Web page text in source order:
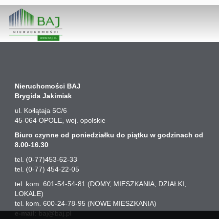
Nieruchomości BAJ
Brygida Jakimiak
ul. Kołłątaja 5C/6
45-064 OPOLE , woj. opolskie
Biuro czynne od poniedziałku do piątku w godzinach od
8.00-16.30
tel. (0-77)453-62-33
tel. (0-77) 454-22-05
tel. kom. 601-54-54-81 (DOMY, MIESZKANIA, DZIAŁKI,
LOKALE)
tel. kom. 600-24-78-95 (NOWE MIESZKANIA)
e-mail:baj@baj.pl